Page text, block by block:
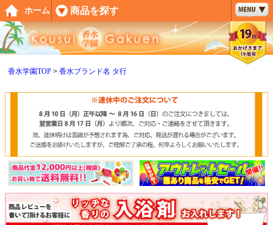
香水学園TOP 香水ブランド名 タ行
ペー
ジト
ップ
へ
ホーム 商品を探す